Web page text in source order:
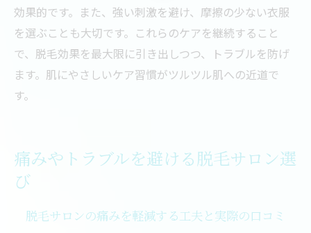
効果的です。また、強い刺激を避け、摩擦の少ない衣服
を選ぶことも大切です。これらのケアを継続すること
で、脱毛効果を最大限に引き出しつつ、トラブルを防げ
ます。肌にやさしいケア習慣がツルツル肌への近道で
す。
痛みやトラブルを避ける脱毛サロン選
び
脱毛サロンの痛みを軽減する工夫と実際の口コミ